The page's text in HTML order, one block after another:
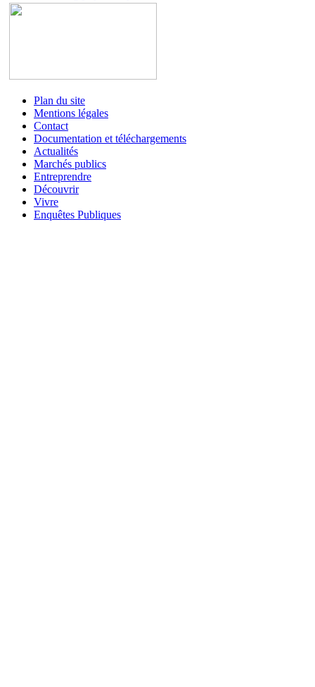
Plan du site
Mentions légales
Contact
Documentation et téléchargements
Actualités
Marchés publics
Entreprendre
Découvrir
Vivre
Enquêtes Publiques